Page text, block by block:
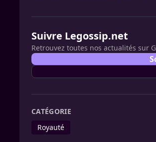
Suivre Legossip.net
Retrouvez toutes nos actualités sur
CATÉGORIE
Royauté